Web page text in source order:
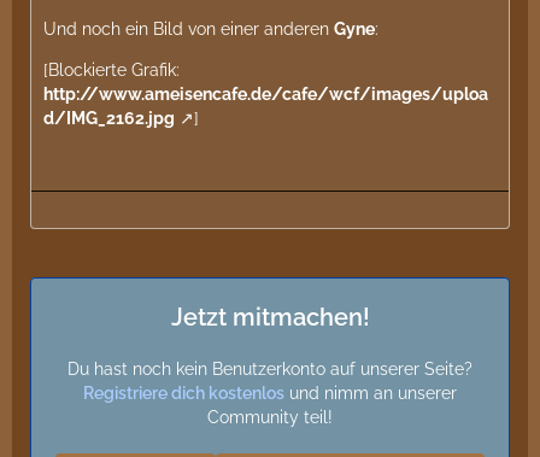
Und noch ein Bild von einer anderen Gyne:
[Blockierte Grafik:
http://www.ameisencafe.de/cafe/wcf/images/uploa
d/IMG_2162.jpg
]
Jetzt mitmachen!
Du hast noch kein Benutzerkonto auf unserer Seite?
Registriere dich kostenlos und nimm an unserer
Community teil!